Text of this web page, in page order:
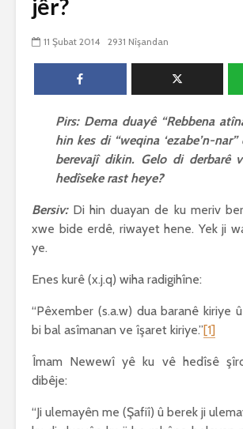
jêr?
11 Şubat 2014 2931 Nîşandan
Pirs: Dema duayê “Rebbena
hin kes di “weqina ‘ezabe’n-
berevajî dikin. Gelo di derbarê
hedîseke rast heye?
Bersiv: Di hin duayan de ku meriv
xwe bide erdê, riwayet hene. Yek ji
ye.
Enes kurê (x.j.q) wiha radigihîne:
“Pêxember (s.a.w) dua baranê kiriye
bi bal asîmanan ve îşaret kiriye.”[1]
Îmam Newewî yê ku vê hedîsê
dibêje:
“Ji ulemayên me (Şafiî) û berek ji
Him kişandina
cigareyê him jî
xwarinên birûn ji bo
tendirustiya
Gelo hukmê li ser
her duyan wek hev
e?
27 Ekim 2021
3077 Nîşandan